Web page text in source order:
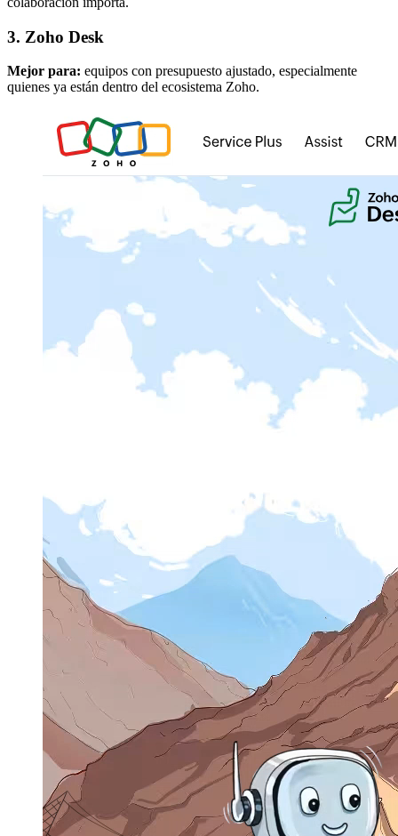
3. Zoho Desk
Mejor para: equipos con presupuesto ajustado, especialmente
quienes ya están dentro del ecosistema Zoho.